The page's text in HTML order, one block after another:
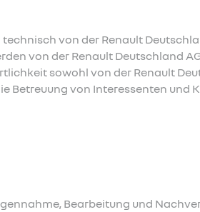
von der Renault
von der Renault Deutschland
sowohl von der Renault
Betreuung von Interessenten und
Bearbeitung und